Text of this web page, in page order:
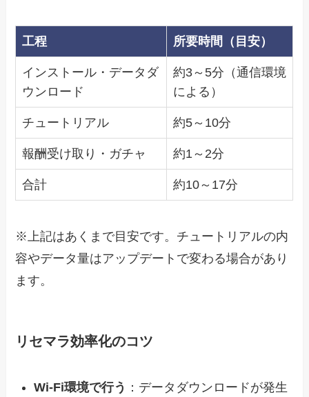
工程 所要時間（目安）
インストール・データダ
ウンロード
約3～5分（通信環境
による）
チュートリアル 約5～10分
報酬受け取り・ガチャ 約1～2分
合計 約10～17分
※上記はあくまで目安です。チュートリアルの内
容やデータ量はアップデートで変わる場合があり
ます。
リセマラ効率化のコツ
Wi-Fi環境で行う ：データダウンロードが発生